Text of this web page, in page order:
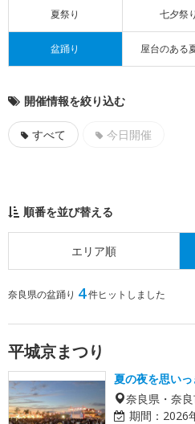
夏祭り 七夕祭り
盆踊り 屋台のある
開催情報を絞り込む
すべて 今日開催
順番を並び替える
エリア順
奈良県の盆踊り 4件ヒットしました
平城京まつり
夏の夜を思い
奈良県・奈
期間： 2026